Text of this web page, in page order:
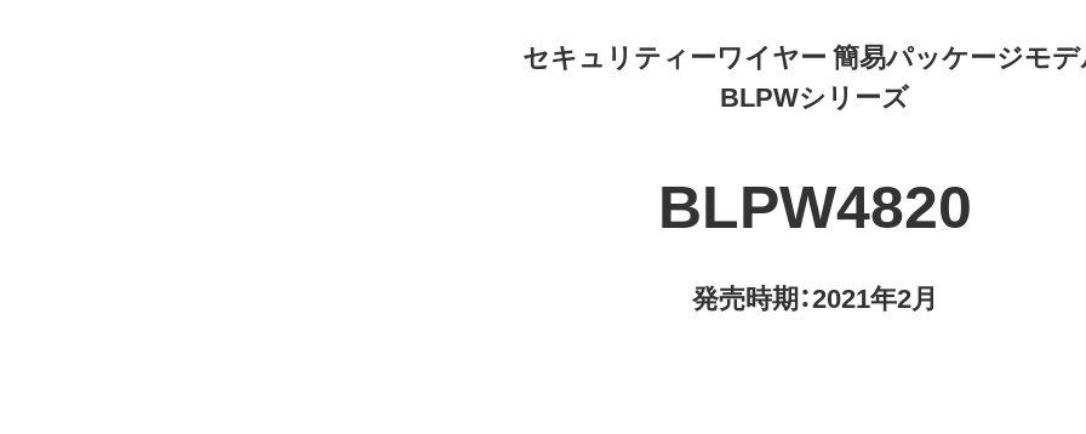
セキュリティーワイヤー 簡易パッケージモ
BLPWシリーズ
BLPW4820
発売時期：2021年2月